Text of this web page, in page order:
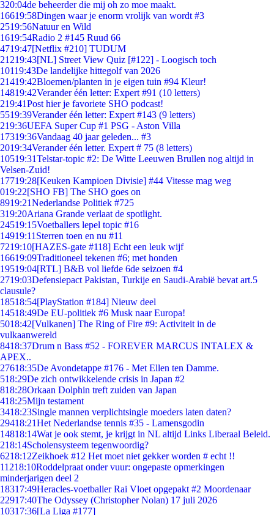
320:04de beheerder die mij oh zo moe maakt.
16619:58Dingen waar je enorm vrolijk van wordt #3
2519:56Natuur en Wild
1619:54Radio 2 #145 Ruud 66
4719:47[Netflix #210] TUDUM
21219:43[NL] Street View Quiz [#122] - Loogisch toch
10119:43De landelijke hittegolf van 2026
21419:42Bloemen/planten in je eigen tuin #94 Kleur!
14819:42Verander één letter: Expert #91 (10 letters)
219:41Post hier je favoriete SHO podcast!
5519:39Verander één letter: Expert #143 (9 letters)
219:36UEFA Super Cup #1 PSG - Aston Villa
17319:36Vandaag 40 jaar geleden... #3
2019:34Verander één letter. Expert # 75 (8 letters)
10519:31Telstar-topic #2: De Witte Leeuwen Brullen nog altijd in
Velsen-Zuid!
17719:28[Keuken Kampioen Divisie] #44 Vitesse mag weg
019:22[SHO FB] The SHO goes on
8919:21Nederlandse Politiek #725
319:20Ariana Grande verlaat de spotlight.
24519:15Voetballers lepel topic #16
14919:11 Sterren toen en nu #11
7219:10[HAZES-gate #118] Echt een leuk wijf
16619:09Traditioneel tekenen #6; met honden
19519:04[RTL] B&B vol liefde 6de seizoen #4
2719:03Defensiepact Pakistan, Turkije en Saudi-Arabië bevat art.5
clausule?
18518:54[PlayStation #184] Nieuw deel
14518:49De EU-politiek #6 Musk naar Europa!
5018:42[Vulkanen] The Ring of Fire #9: Activiteit in de
vulkaanwereld
8418:37Drum n Bass #52 - FOREVER MARCUS INTALEX &
APEX..
27618:35De Avondetappe #176 - Met Ellen ten Damme.
518:29De zich ontwikkelende crisis in Japan #2
818:28Orkaan Dolphin treft zuiden van Japan
418:25Mijn testament
3418:23Single mannen verplichtsingle moeders laten daten?
29418:21Het Nederlandse tennis #35 - Lamensgodin
14818:14Wat je ook stemt, je krijgt in NL altijd Links Liberaal Beleid.
218:14Scholensysteem tegenwoordig?
6218:12Zeikhoek #12 Het moet niet gekker worden # echt !!
11218:10Roddelpraat onder vuur: ongepaste opmerkingen
minderjarigen deel 2
18317:49Heracles-voetballer Rai Vloet opgepakt #2 Moordenaar
22917:40The Odyssey (Christopher Nolan) 17 juli 2026
10317:36[La Liga #177]